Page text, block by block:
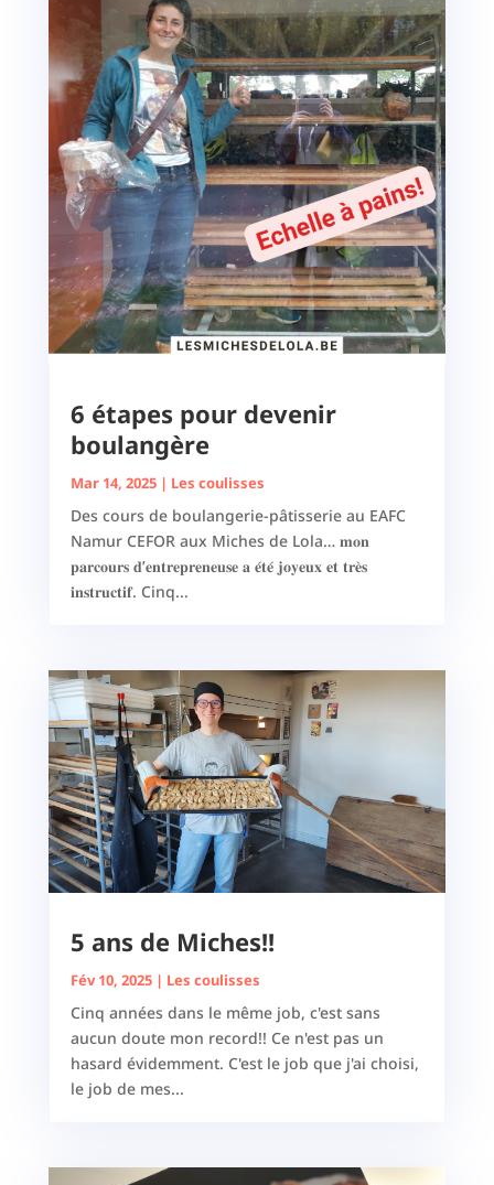
6 étapes pour devenir
boulangère
Mar 14, 2025| Les coulisses
Des cours de boulangerie-pâtisserie au EAFC
Namur CEFOR aux Miches de Lola… 𝐦𝐨𝐧
𝐩𝐚𝐫𝐜𝐨𝐮𝐫𝐬 𝐝’𝐞𝐧𝐭𝐫𝐞𝐩𝐫𝐞𝐧𝐞𝐮𝐬𝐞 𝐚 𝐞́𝐭𝐞́ 𝐣𝐨𝐲𝐞𝐮𝐱 𝐞𝐭 𝐭𝐫𝐞̀𝐬
𝐢𝐧𝐬𝐭𝐫𝐮𝐜𝐭𝐢𝐟. Cinq...
5 ans de Miches!!
Fév 10, 2025| Les coulisses
Cinq années dans le même job, c'est sans
aucun doute mon record!! Ce n'est pas un
hasard évidemment. C'est le job que j'ai choisi,
le job de mes...